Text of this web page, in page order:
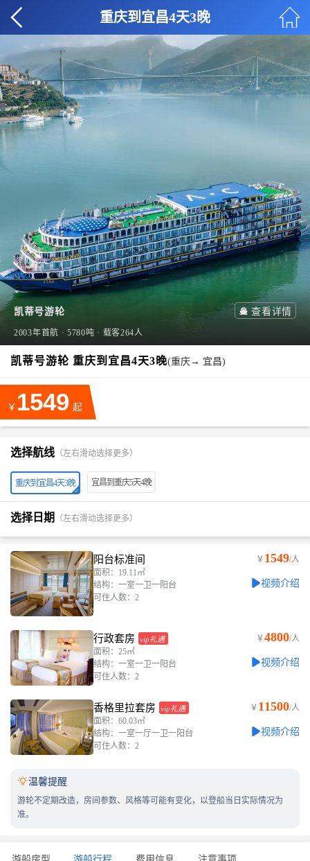
重庆到宜昌4天3晚
凯蒂号游轮  查看详情
2003年首航 · 5780吨 · 载客264人
凯蒂号游轮 重庆到宜昌4天3晚(重庆→ 宜昌)
￥ 1549 起
选择航线 （左右滑动选择更多）
重庆到宜昌4天3晚 宜昌到重庆5天4晚
选择日期 （左右滑动选择更多）
阳台标准间
面积：19.11㎡
结构：一室一卫一阳台
可住人数：2
￥ 1549/人
视频介绍
行政套房 vip礼遇
面积：25㎡
结构：一室一卫一阳台
可住人数：2
￥4800/人
视频介绍
香格里拉套房 vip礼遇
面积：60.03㎡
结构：一室一厅一卫一阳台
可住人数：2
￥ 11500/人
视频介绍
温馨提醒
游轮不定期改造，房间参数、风格等可能有变化，以登船当日实际情况为
准。